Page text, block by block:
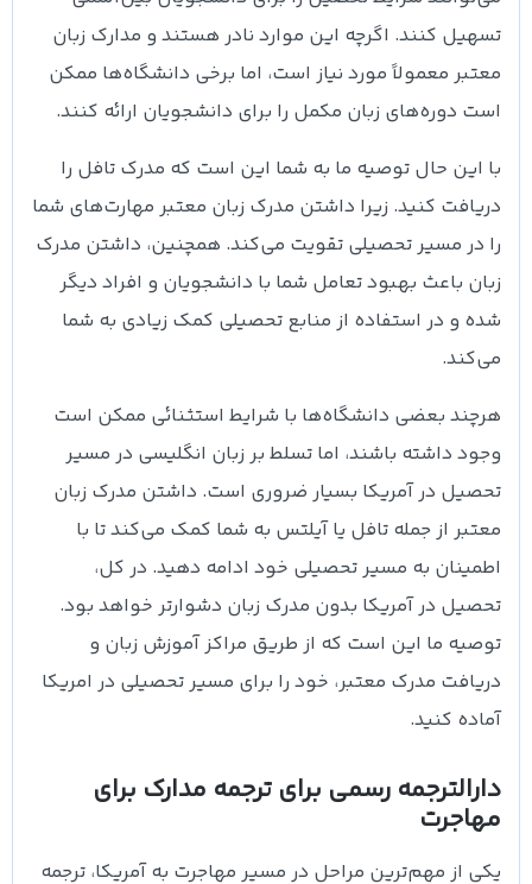
تسهیل کنند. اگرچه این موارد نادر هستند و مدارک زبان
معتبر معمولاً مورد نیاز است، اما برخی دانشگاه‌ها ممکن
است دوره‌های زبان مکمل را برای دانشجویان ارائه کنند.
با این حال توصیه ما به شما این است که مدرک تافل را
دریافت کنید. زیرا داشتن مدرک زبان معتبر مهارت‌های شما
را در مسیر تحصیلی تقویت می‌کند. همچنین، داشتن مدرک
زبان باعث بهبود تعامل شما با دانشجویان و افراد دیگر
شده و در استفاده از منابع تحصیلی کمک زیادی به شما
می‌کند.
هرچند بعضی دانشگاه‌ها با شرایط استثنائی ممکن است
وجود داشته باشند، اما تسلط بر زبان انگلیسی در مسیر
تحصیل در آمریکا بسیار ضروری است. داشتن مدرک زبان
معتبر از جمله تافل یا آیلتس به شما کمک می‌کند تا با
اطمینان به مسیر تحصیلی خود ادامه دهید. در کل،
تحصیل در آمریکا بدون مدرک زبان دشوارتر خواهد بود.
توصیه ما این است که از طریق مراکز آموزش زبان و
دریافت مدرک معتبر، خود را برای مسیر تحصیلی در امریکا
آماده کنید.
دارالترجمه رسمی برای ترجمه مدارک برای
مهاجرت
یکی از مهم‌ترین مراحل در مسیر مهاجرت به آمریکا، ترجمه